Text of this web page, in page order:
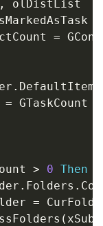
,
olDistList
=
.
= GTaskCount
> 0 Then
. Folders .
=
(